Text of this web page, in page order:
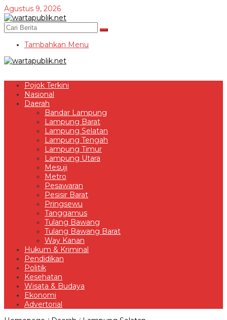
Lewati
ke
konten
Agustus 9, 2026
Tambahkan Menu
Pojok Terkini
Nasional
Daerah
Bandar Lampung
Lampung Barat
Lampung Selatan
Lampung Tengah
Lampung Timur
Lampung Utara
Mesuji
Metro
Pesawaran
Pesisir Barat
Pringsewu
Tanggamus
Tulang Bawang
Tulang Bawang Barat
Way Kanan
Hukum & Kriminal
Pendidikan
Politik
Kesehatan
Wisata & Budaya
Ekonomi
Advertorial